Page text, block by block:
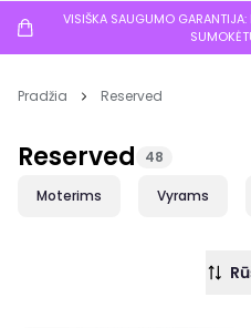
VISIŠKA SAUGUMO GARANTIJA:
Pradžia Reserved
Reserved 48
Moterims Vyrams